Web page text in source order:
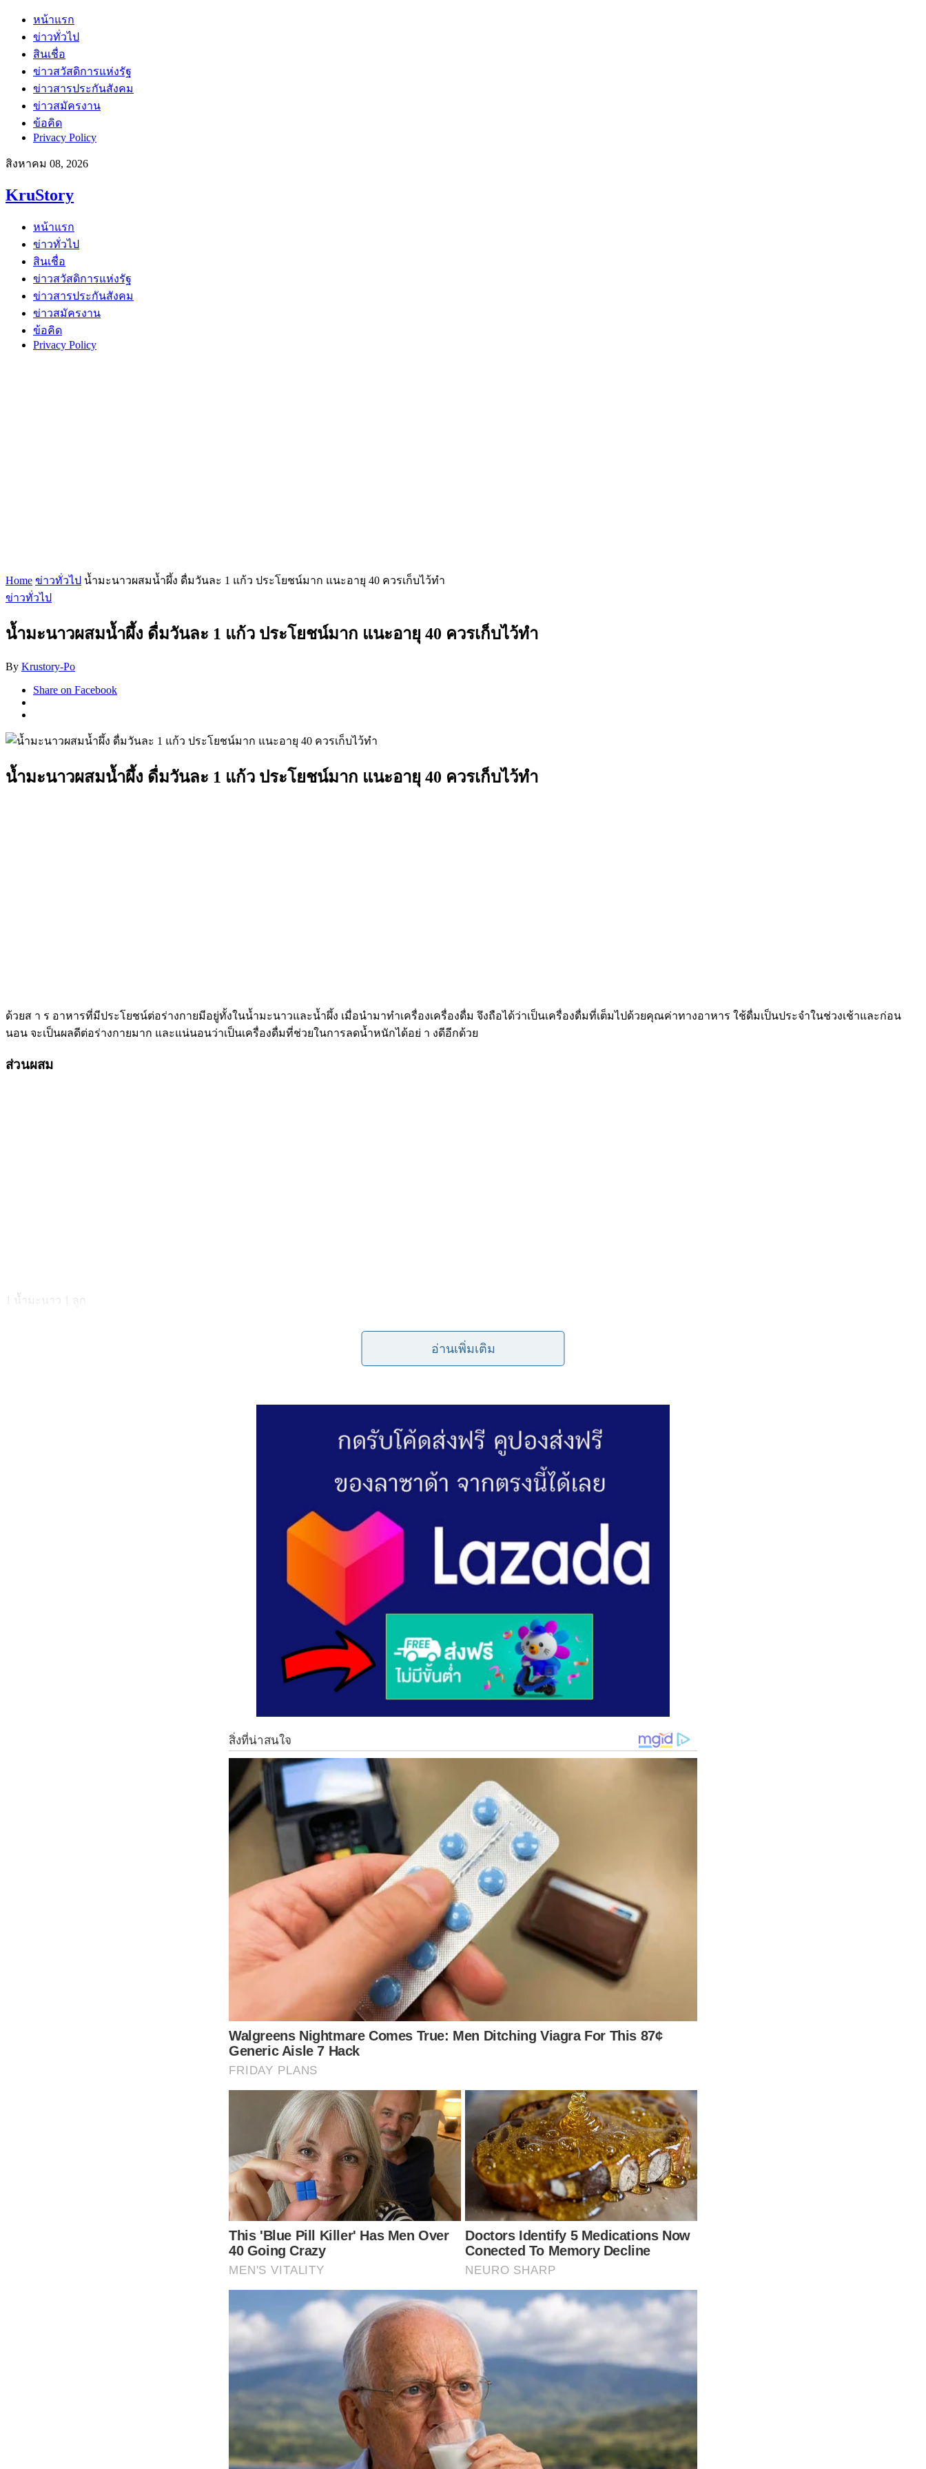
หน้าแรก
ข่าวทั่วไป
สินเชื่อ
ข่าวสวัสดิการแห่งรัฐ
ข่าวสารประกันสังคม
ข่าวสมัครงาน
ข้อคิด
Privacy Policy
สิงหาคม 08, 2026
KruStory
หน้าแรก
ข่าวทั่วไป
สินเชื่อ
ข่าวสวัสดิการแห่งรัฐ
ข่าวสารประกันสังคม
ข่าวสมัครงาน
ข้อคิด
Privacy Policy
Home ข่าวทั่วไป น้ำมะนาวผสมน้ำผึ้ง ดื่มวันละ 1 แก้ว ประโยชน์มาก แนะอายุ 40 ควรเก็บไว้ทำ
ข่าวทั่วไป
น้ำมะนาวผสมน้ำผึ้ง ดื่มวันละ 1 แก้ว ประโยชน์มาก แนะอายุ 40 ควรเก็บไว้ทำ
By Krustory-Po
Share on Facebook
น้ำมะนาวผสมน้ำผึ้ง ดื่มวันละ 1 แก้ว ประโยชน์มาก แนะอายุ 40 ควรเก็บไว้ทำ
ด้วยส า ร อาหารที่มีประโยชน์ต่อร่างกายมีอยู่ทั้งในน้ำมะนาวและน้ำผึ้ง เมื่อนำมาทำเครื่องเครื่องดื่ม จึงถือได้ว่าเป็นเครื่องดื่มที่เต็มไปด้วยคุณค่าทางอาหาร ใช้ดื่มเป็นประจำในช่วงเช้าและก่อน
นอน จะเป็นผลดีต่อร่างกายมาก และแน่นอนว่าเป็นเครื่องดื่มที่ช่วยในการลดน้ำหนักได้อย่ า งดีอีกด้วย
ส่วนผสม
1 น้ำมะนาว 1 ลูก
นำน้ำอุ่น 1 แก้ว บีบมะนาวลงไป 1 ลูก ตามด้วยน้ำผึ้ง 1 ช้อนชา ใส่เกลือเพื่อตัดรสชาติเพียงเล็กน้อย คนส่วนผสมทั้งหมดให้เข้ากัน จากนั้นก็นำมาดื่มได้ เวลาที่ดื่มควรจะเป็นช่วงเช้าและก่อนนอน จะมี
เป็นเครื่องดื่มที่สามารถกระตุ้นให้ระบบย่อยทำงานได้ดียิ่งขึ้น เมื่อดื่มในช่วงเช้าจะช่วยกระตุ้นระบบขับถ่าย ทำให้ไม่เกิดอาการท้องผูก แถมยังให้พลังงานและความสดชื่นในย า มเช้า หากดื่มเป็ฯ
ประจำทุกวันจะส่งผลให้ร่างกายขับถ่ายอย่ า งเป็นเวลา และทำให้น้ำหนักตัวลดลงได้
มะนาวเป็นส่วนประกอบหลักๆในเครื่องดื่มดี ท็ อ ก ซ์ ด้วยคุณประโยชน์ที่ช่วยในการขับส า ร พิษ และสิ่งตกค้างในร่างกาย ให้ออกมาในรูปแบบของของเหลว เป็นการล้างระบบภายในร่างกายให้
อ่านเพิ่มเติม